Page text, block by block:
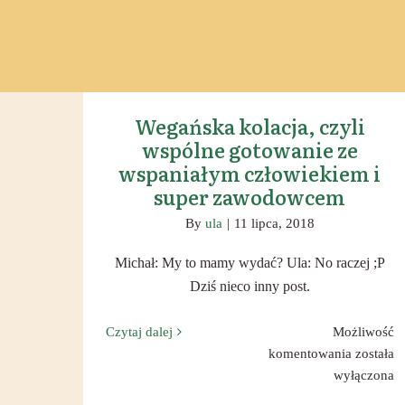
Wegańska kolacja, czyli
wspólne gotowanie ze
wspaniałym człowiekiem i
super zawodowcem
By ula | 11 lipca, 2018
Michał: My to mamy wydać? Ula: No raczej ;P
Dziś nieco inny post.
Czytaj dalej
Możliwość
komentowania
kolacja,
została
wyłączona